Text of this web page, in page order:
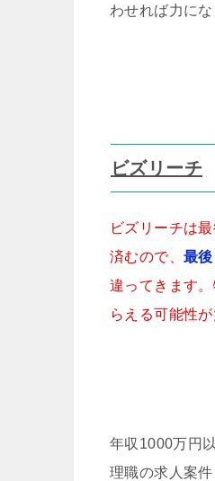
わせれば力に
ビズリーチ
ビズリーチは
済むので、 最
違ってきます。
らえる可能性が
年収1000万円
理職の求人案件